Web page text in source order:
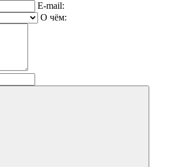
E-mail:
О чём: